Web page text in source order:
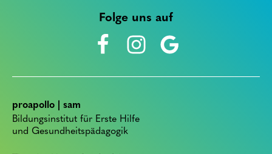
Folge uns auf
proapollo | sam
Bildungsinstitut für Erste Hilfe
und Gesundheitspädagogik